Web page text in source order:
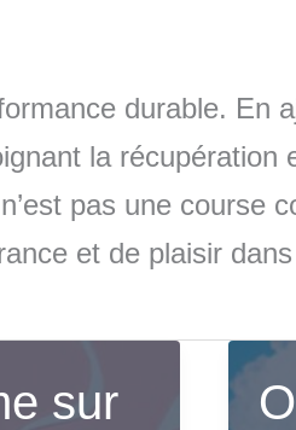
durable. En
la récupération
pas une course
et de plaisir
sur